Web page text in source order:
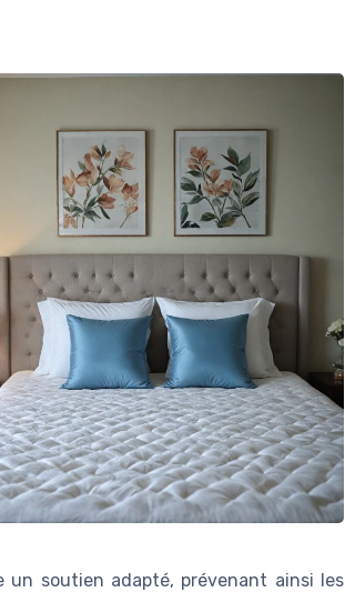
un soutien adapté, prévenant ainsi les